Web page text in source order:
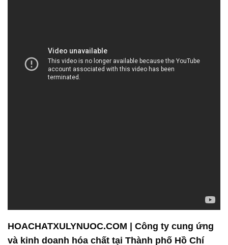
hiệu quả và an toàn cho việc xử lý nước trong các
– **Hóa Chất Dệt Nhuộm**: Đội ngũ chuyên gia của